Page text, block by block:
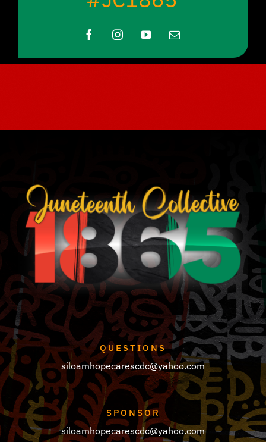
QUESTIONS
siloamhopecarescdc@yahoo.com
SPONSOR
siloamhopecarescdc@yahoo.com